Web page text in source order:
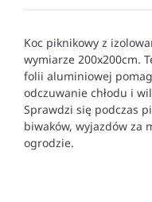
Koc piknikowy z
wymiarze 200x200cm.
folii aluminiowej
odczuwanie chłodu i
Sprawdzi się podczas
biwaków, wyjazdów za
ogrodzie.